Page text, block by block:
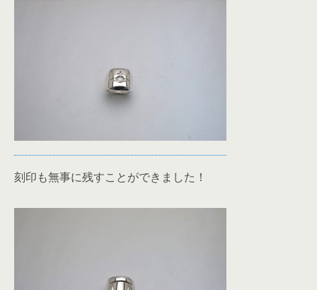
刻印も無事に残すことができました！